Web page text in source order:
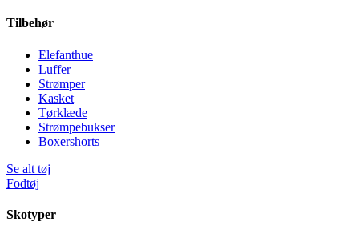
Tilbehør
Elefanthue
Luffer
Strømper
Kasket
Tørklæde
Strømpebukser
Boxershorts
Se alt tøj
Fodtøj
Skotyper